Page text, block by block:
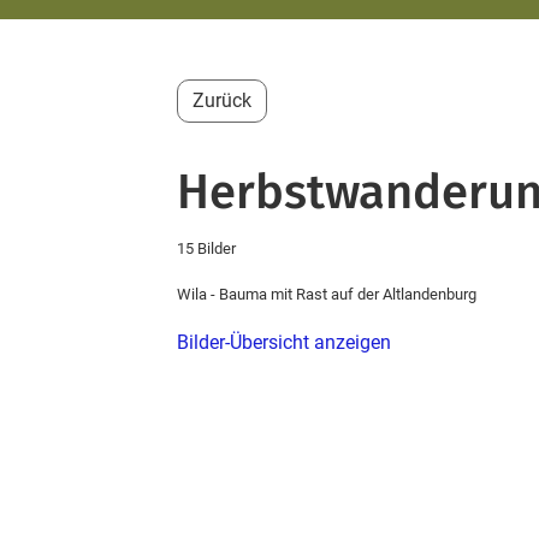
Zurück
15 Bilder
Wila - Bauma mit Rast auf der Altlandenburg
Bilder-Übersicht anzeigen